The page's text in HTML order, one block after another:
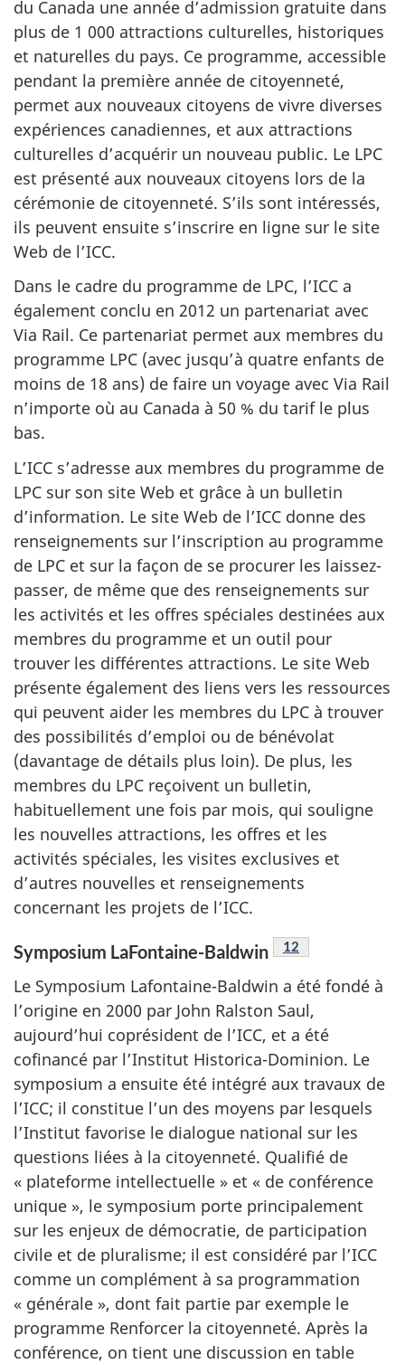
du Canada une année d’admission gratuite dans
plus de 1 000 attractions culturelles, historiques
et naturelles du pays. Ce programme, accessible
pendant la première année de citoyenneté,
permet aux nouveaux citoyens de vivre diverses
expériences canadiennes, et aux attractions
culturelles d’acquérir un nouveau public. Le LPC
est présenté aux nouveaux citoyens lors de la
cérémonie de citoyenneté. S’ils sont intéressés,
ils peuvent ensuite s’inscrire en ligne sur le site
Web de l’ICC.
Dans le cadre du programme de LPC, l’ICC a
également conclu en 2012 un partenariat avec
Via Rail. Ce partenariat permet aux membres du
programme LPC (avec jusqu’à quatre enfants de
moins de 18 ans) de faire un voyage avec Via Rail
n’importe où au Canada à 50 % du tarif le plus
bas.
L’ICC s’adresse aux membres du programme de
LPC sur son site Web et grâce à un bulletin
d’information. Le site Web de l’ICC donne des
renseignements sur l’inscription au programme
de LPC et sur la façon de se procurer les laissez-
passer, de même que des renseignements sur
les activités et les offres spéciales destinées aux
membres du programme et un outil pour
trouver les différentes attractions. Le site Web
présente également des liens vers les ressources
qui peuvent aider les membres du LPC à trouver
des possibilités d’emploi ou de bénévolat
(davantage de détails plus loin). De plus, les
membres du LPC reçoivent un bulletin,
habituellement une fois par mois, qui souligne
les nouvelles attractions, les offres et les
activités spéciales, les visites exclusives et
d’autres nouvelles et renseignements
concernant les projets de l’ICC.
Symposium LaFontaine-Baldwin Note de bas de page
12
Le Symposium Lafontaine-Baldwin a été fondé à
l’origine en 2000 par John Ralston Saul,
aujourd’hui coprésident de l’ICC, et a été
cofinancé par l’Institut Historica-Dominion. Le
symposium a ensuite été intégré aux travaux de
l’ICC; il constitue l’un des moyens par lesquels
l’Institut favorise le dialogue national sur les
questions liées à la citoyenneté. Qualifié de
« plateforme intellectuelle » et « de conférence
unique », le symposium porte principalement
sur les enjeux de démocratie, de participation
civile et de pluralisme; il est considéré par l’ICC
comme un complément à sa programmation
« générale », dont fait partie par exemple le
programme Renforcer la citoyenneté. Après la
conférence, on tient une discussion en table